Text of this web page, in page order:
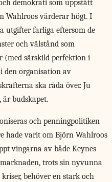
demokrati som uppstått
Wahlroos värderar högt. I
utgifter farliga eftersom de
och välstånd som
(med särskild perfektion i
den organisation av
ska råda över. Ju
är budskapet.
och penningpolitiken
hade varit om Björn Wahlroos
vingarna av både Keynes
trots sin nyvunna
behöver en stark och